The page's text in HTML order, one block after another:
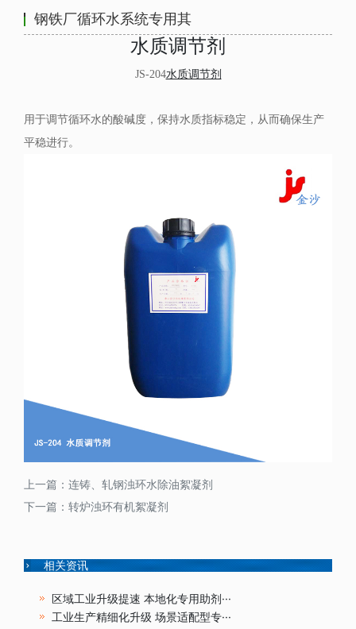
钢铁厂循环水系统专用其
水质调节剂
JS-204水质调节剂
用于调节循环水的酸碱度，保持水质指标稳定，从而确保生产
平稳进行。
上一篇： 连铸、轧钢浊环水除油絮凝剂
下一篇： 转炉浊环有机絮凝剂
相关资讯
区域工业升级提速 本地化专用助剂···
工业生产精细化升级 场景适配型专···